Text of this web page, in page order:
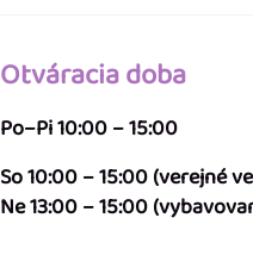
Otváracia doba
Po–Pi 10:00 – 15:00
So 10:00 – 15:00 (verejné
Ne 13:00 – 15:00